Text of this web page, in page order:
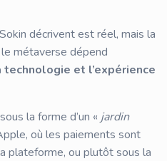
décrivent est réel, mais la
métaverse dépend
technologie et l’expérience
la forme d’un « jardin
où les paiements sont
plateforme, ou plutôt sous la